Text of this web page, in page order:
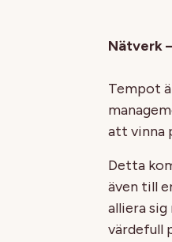
Nätverk
Tempot
att vinna
Detta
även till
alliera
värdefull